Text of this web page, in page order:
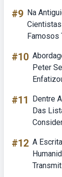
#9 Na
Famosos
#10
Peter
#11
Dentre
Das
#12 A